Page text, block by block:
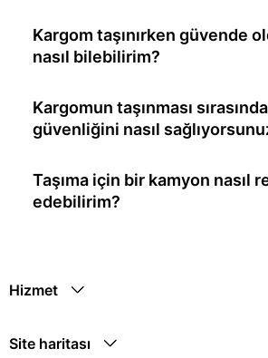
Kargom taşınırken güvende
nasıl bilebilirim?
Kargomun taşınması sırasında
güvenliğini nasıl
Taşıma için bir kamyon nasıl
edebilirim?
Hizmet
Site haritası